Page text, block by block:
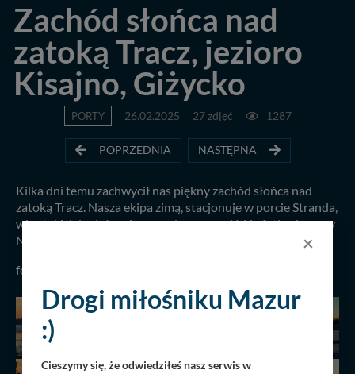
Zachód słońca nad
zatoką Tracz, jezioro
Kisajno, Giżycko
PORTY 26.02.2025 27 zdjęć 1287
POPRZEDNIA NASTĘPNA
Kilka dni temu zachwycił nas piękny zachód słońca nad
zatoką Tracz. Nasza ekipa zimą, stacjonuje w porcie Stranda,
więc takich kadrów nie wypada przegapić. Na fotkach porty
Neptun i Stranda i magiczne jezioro Kisajno...
fot. Arkadiusz Skrodzki, 24.02.2025 r.
×
Drogi miłośniku Mazur
:)
Cieszymy się, że odwiedziłeś nasz serwis w